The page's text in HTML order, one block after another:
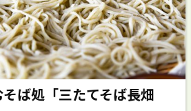
ば処「三たてそば長畑